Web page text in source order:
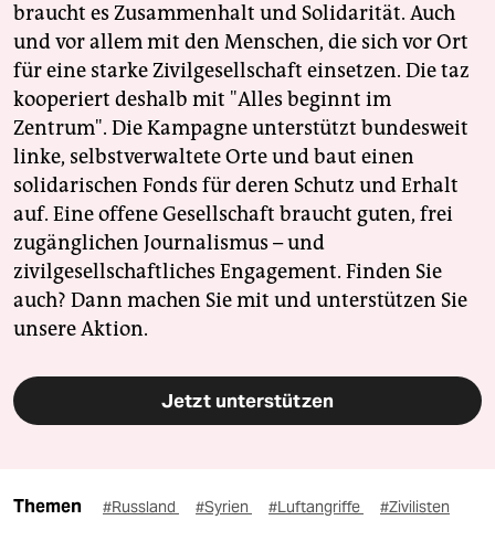
braucht es Zusammenhalt und Solidarität. Auch
und vor allem mit den Menschen, die sich vor Ort
für eine starke Zivilgesellschaft einsetzen. Die taz
kooperiert deshalb mit "Alles beginnt im
Zentrum". Die Kampagne unterstützt bundesweit
linke, selbstverwaltete Orte und baut einen
solidarischen Fonds für deren Schutz und Erhalt
auf. Eine offene Gesellschaft braucht guten, frei
zugänglichen Journalismus – und
zivilgesellschaftliches Engagement. Finden Sie
auch? Dann machen Sie mit und unterstützen Sie
unsere Aktion.
Jetzt unterstützen
Themen #Russland #Syrien #Luftangriffe #Zivilisten